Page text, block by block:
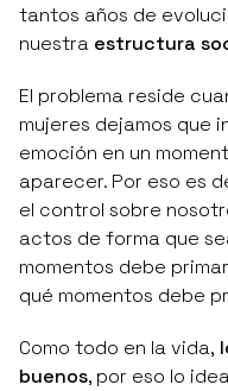
tantos años de
nuestra estructura
El problema reside
mujeres dejamos que
emoción en un
aparecer. Por eso es
el control sobre
actos de forma que
momentos debe
qué momentos debe
Como todo en la vida,
buenos, por eso lo